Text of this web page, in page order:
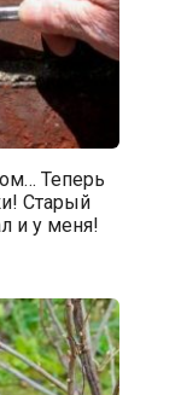
Теперь
Старый
и у меня!